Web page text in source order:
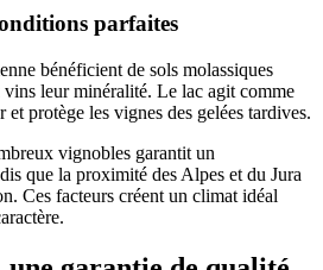
parfaites
bénéficient de sols molassiques
leur minéralité. Le lac agit comme
protège les vignes des gelées tardives.
vignobles garantit un
que la proximité des Alpes et du Jura
Ces facteurs créent un climat idéal